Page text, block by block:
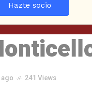
en
241 Views
Hazte socio